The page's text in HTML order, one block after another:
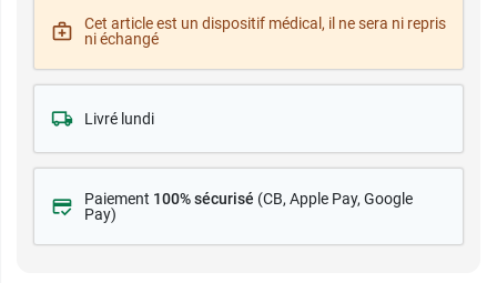
Cet article est un dispositif médical, il ne sera ni repris
ni échangé
Livré lundi
Paiement 100% sécurisé (CB, Apple Pay, Google
Pay)